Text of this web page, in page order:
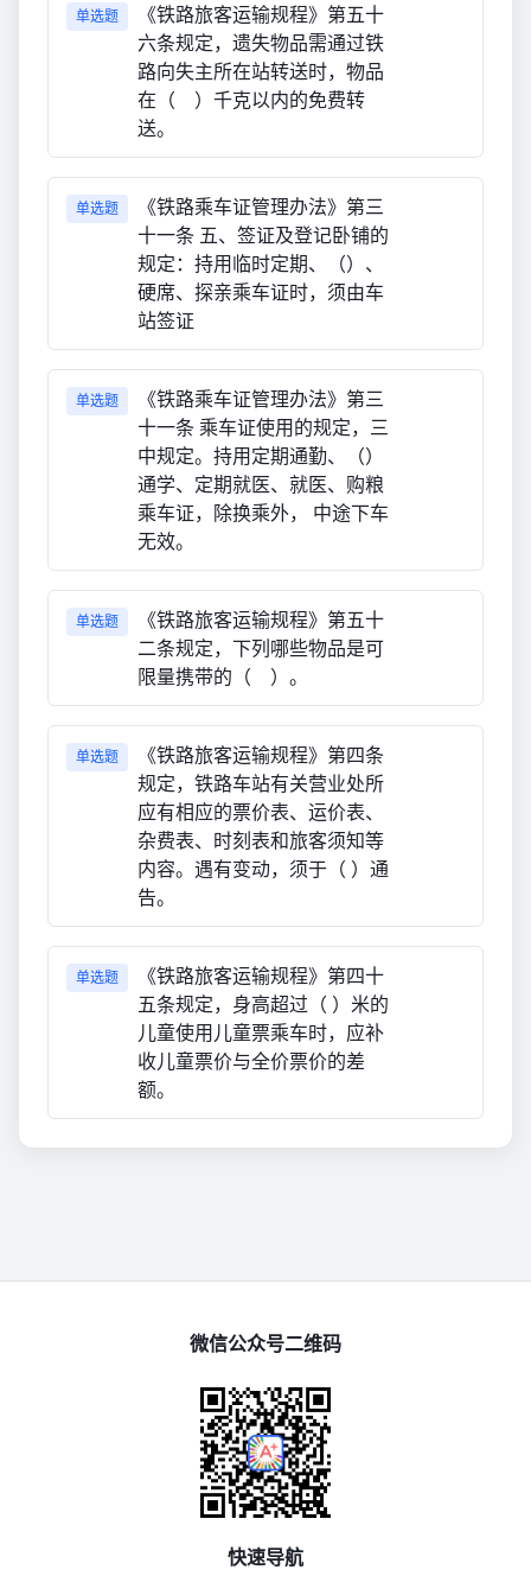
单选题
《铁路旅客运输规程》第五十
六条规定，遗失物品需通过铁
路向失主所在站转送时，物品
在（ ）千克以内的免费转
送。
单选题
《铁路乘车证管理办法》第三
十一条 五、签证及登记卧铺的
规定：持用临时定期、（）、
硬席、探亲乘车证时，须由车
站签证
单选题
《铁路乘车证管理办法》第三
十一条 乘车证使用的规定，三
中规定。持用定期通勤、（）
通学、定期就医、就医、购粮
乘车证，除换乘外， 中途下车
无效。
单选题
《铁路旅客运输规程》第五十
二条规定，下列哪些物品是可
限量携带的（ ）。
单选题
《铁路旅客运输规程》第四条
规定，铁路车站有关营业处所
应有相应的票价表、运价表、
杂费表、时刻表和旅客须知等
内容。遇有变动，须于（ ）通
告。
单选题
《铁路旅客运输规程》第四十
五条规定，身高超过（ ）米的
儿童使用儿童票乘车时，应补
收儿童票价与全价票价的差
额。
微信公众号二维码
快速导航